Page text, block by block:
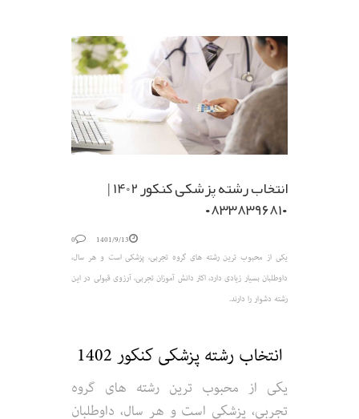
انتخاب رشته پزشکی کنکور 1402 |
۰۸۳۳۸۳۹۶۸۱۰
1401/9/13
0
یکی از محبوب ترین رشته های گروه تجربی، پزشکی است و هر سال،
داوطلبان بسیار زیادی دارد، اکثر دانش آموزان تجربی، آرزوی قبولی در این
رشته دشوار را دارند.
انتخاب رشته پزشکی کنکور 1402
یکی از محبوب ترین رشته های گروه
تجربی، پزشکی است و هر سال، داوطلبان